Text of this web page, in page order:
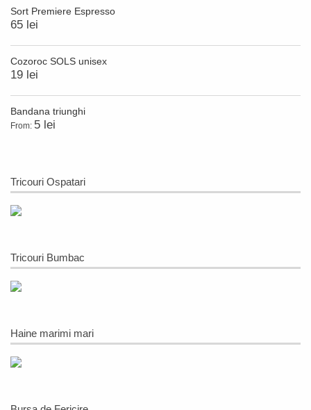
Sort Premiere Espresso
65 lei
Cozoroc SOLS unisex
19 lei
Bandana triunghi
From: 5 lei
Tricouri Ospatari
Tricouri Bumbac
Haine marimi mari